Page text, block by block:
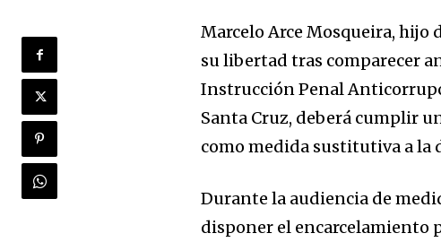
Marcelo Arce Mosqueira, hijo
su libertad tras comparecer
Instrucción Penal
Santa Cruz, deberá cumplir
como medida sustitutiva a la
Durante la audiencia de
disponer el encarcelamiento